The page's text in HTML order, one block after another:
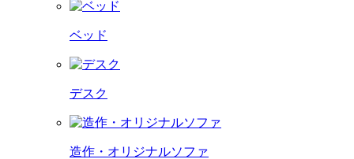
ベッド
デスク
造作・オリジナルソファ